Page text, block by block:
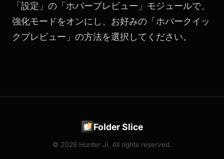
「設定」の「ホバープレビュー」モジュールで、
強化モードをオンにし、お好みの「ホバークイッ
クプレビュー」の方法を選択してください。
Folder Slice
© 2026 Hunter Ji. All rights reserved.